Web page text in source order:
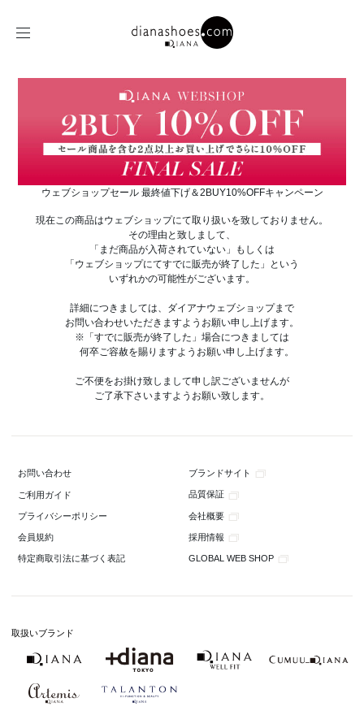
ウェブショップセール 最終値下げ＆2BUY10%OFFキャンペーン
現在この商品はウェブショップにて取り扱いを致しておりません。
その理由と致しまして、
「まだ商品が入荷されていない」もしくは
「ウェブショップにてすでに販売が終了した」という
いずれかの可能性がございます。
詳細につきましては、ダイアナウェブショップまで
お問い合わせいただきますようお願い申し上げます。
※「すでに販売が終了した」場合につきましては
何卒ご容赦を賜りますようお願い申し上げます。
ご不便をお掛け致しまして申し訳ございませんが
ご了承下さいますようお願い致します。
お問い合わせ ブランドサイト
ご利用ガイド 品質保証
プライバシーポリシー 会社概要
会員規約 採用情報
特定商取引法に基づく表記 GLOBAL WEB SHOP
取扱いブランド